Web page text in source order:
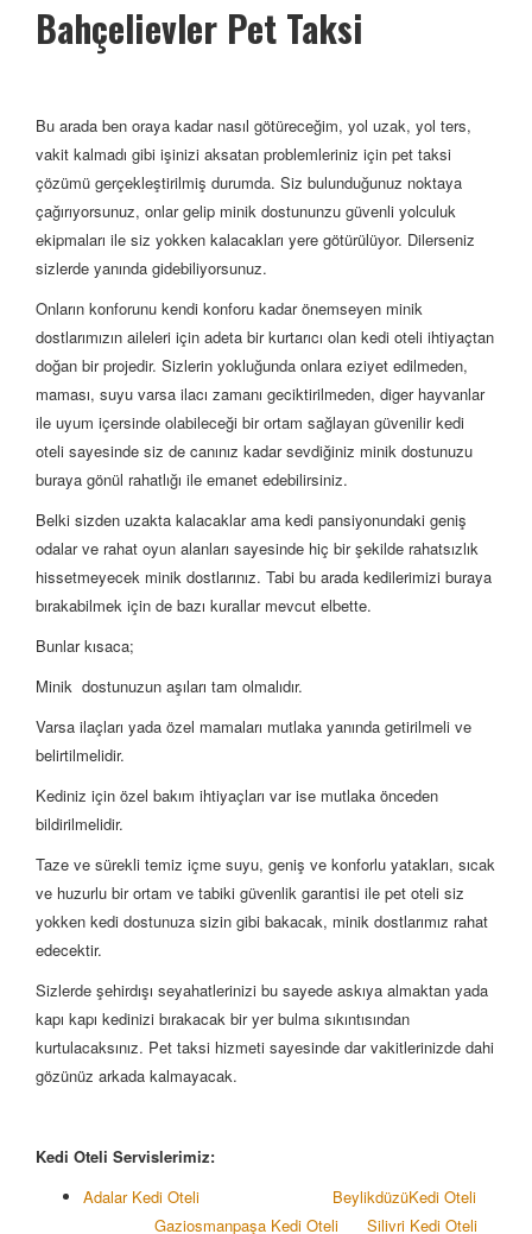
Bahçelievler Pet Taksi
Bu arada ben oraya kadar nasıl götüreceğim, yol uzak, yol ters,
vakit kalmadı gibi işinizi aksatan problemleriniz için pet taksi
çözümü gerçekleştirilmiş durumda. Siz bulunduğunuz noktaya
çağırıyorsunuz, onlar gelip minik dostununzu güvenli yolculuk
ekipmaları ile siz yokken kalacakları yere götürülüyor. Dilerseniz
sizlerde yanında gidebiliyorsunuz.
Onların konforunu kendi konforu kadar önemseyen minik
dostlarımızın aileleri için adeta bir kurtarıcı olan kedi oteli ihtiyaçtan
doğan bir projedir. Sizlerin yokluğunda onlara eziyet edilmeden,
maması, suyu varsa ilacı zamanı geciktirilmeden, diger hayvanlar
ile uyum içersinde olabileceği bir ortam sağlayan güvenilir kedi
oteli sayesinde siz de canınız kadar sevdiğiniz minik dostunuzu
buraya gönül rahatlığı ile emanet edebilirsiniz.
Belki sizden uzakta kalacaklar ama kedi pansiyonundaki geniş
odalar ve rahat oyun alanları sayesinde hiç bir şekilde rahatsızlık
hissetmeyecek minik dostlarınız. Tabi bu arada kedilerimizi buraya
bırakabilmek için de bazı kurallar mevcut elbette.
Bunlar kısaca;
Minik dostunuzun aşıları tam olmalıdır.
Varsa ilaçları yada özel mamaları mutlaka yanında getirilmeli ve
belirtilmelidir.
Kediniz için özel bakım ihtiyaçları var ise mutlaka önceden
bildirilmelidir.
Taze ve sürekli temiz içme suyu, geniş ve konforlu yatakları, sıcak
ve huzurlu bir ortam ve tabiki güvenlik garantisi ile pet oteli siz
yokken kedi dostunuza sizin gibi bakacak, minik dostlarımız rahat
edecektir.
Sizlerde şehirdışı seyahatlerinizi bu sayede askıya almaktan yada
kapı kapı kedinizi bırakacak bir yer bulma sıkıntısından
kurtulacaksınız. Pet taksi hizmeti sayesinde dar vakitlerinizde dahi
gözünüz arkada kalmayacak.
Kedi Oteli Servislerimiz:
Adalar Kedi Oteli
BeylikdüzüKedi Oteli
Gaziosmanpaşa Kedi Oteli
Silivri Kedi Oteli